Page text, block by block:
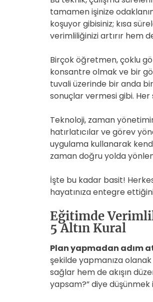
tamamen işinize
koşuyor gibisiniz; kısa
verimliliğinizi artırır hem
Birçok öğretmen, çoklu
konsantre olmak ve bir
tuvali üzerinde bir anda
sonuçlar vermesi gibi.
Teknoloji, zaman
hatırlatıcılar ve görev
uygulama kullanarak
zaman doğru yolda
İşte bu kadar basit!
hayatınıza entegre
Eğitimde
5 Altın Kural
Plan yapmadan adım
şekilde yapmanıza
sağlar hem de akışın
yapsam?” diye